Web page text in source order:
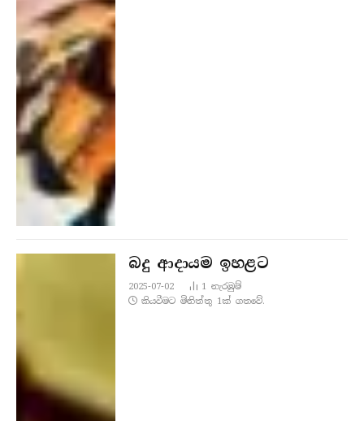
බදු ආදායම ඉහළට
2025-07-02 1නැරඹු​ම්
කියවීමට මිනිත්තු 1ක් ගතවේ.